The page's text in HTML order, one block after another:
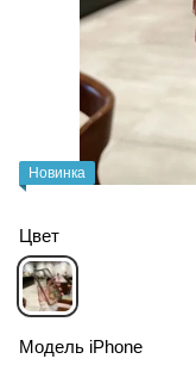
Новинка
Цвет
Модель iPhone